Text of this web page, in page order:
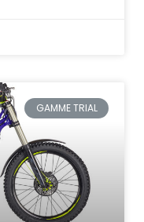
GAMME TRIAL